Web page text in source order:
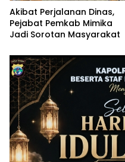
Akibat Perjalanan Dinas,
Pejabat Pemkab Mimika
Jadi Sorotan Masyarakat